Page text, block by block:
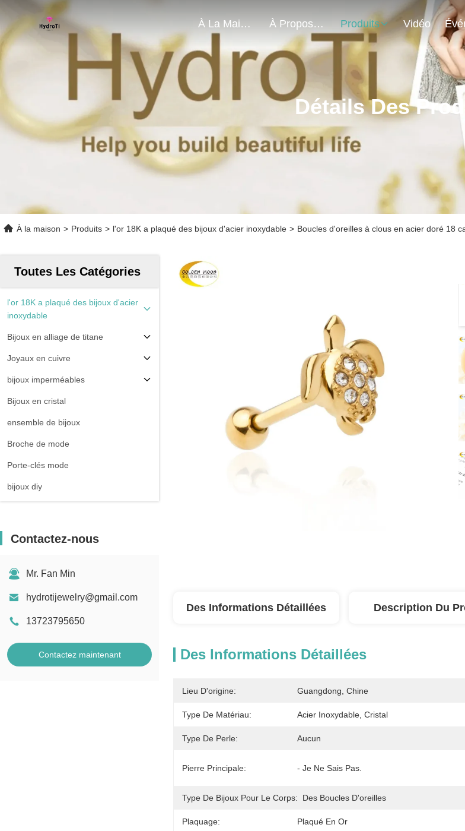
À La Maison À Propos De Nous Produits Vidéo
Détails Des
À la maison > Produits > l'or 18K a plaqué des bijoux d'acier inoxydable > Boucles d'oreilles à clous en acier doré 18
Toutes Les Catégories
l'or 18K a plaqué des bijoux d'acier
inoxydable
Bijoux en alliage de titane
Joyaux en cuivre
bijoux imperméables
Bijoux en cristal
ensemble de bijoux
Broche de mode
Porte-clés mode
bijoux diy
Contactez-nous
Mr. Fan Min
hydrotijewelry@gmail.com
13723795650
Contactez maintenant
Des Informations Détaillées Description Du
Des Informations Détaillées
Lieu D'origine: Guangdong, Chine
Type De Matériau: Acier Inoxydable, Cristal
Type De Perle: Aucun
Pierre Principale: - Je Ne Sais Pas.
Type De Bijoux Pour Le Corps: Des Boucles D'oreilles
Plaquage: Plaqué En Or